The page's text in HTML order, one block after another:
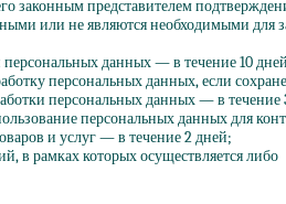
законным представителем
или не являются необходимыми для
данных — в течение 10
персональных данных, если
персональных данных — в течение
персональных данных для
и услуг — в течение 2 дней;
в рамках которых осуществляется либо